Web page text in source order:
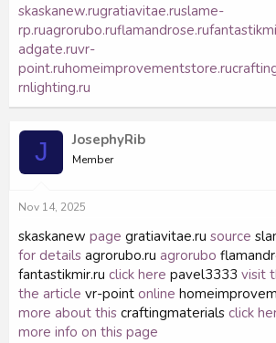
skaskanew.rugratiavitae.ruslame-
rp.ruagrorubo.ruflamandrose.ru
adgate.ruvr-
point.ruhomeimprovementstore.ru
rnlighting.ru
J JosephyRib
Member
Nov 14, 2025
skaskanew page gratiavitae.ru source
for details agrorubo.ru agrorubo
fantastikmir.ru click here pavel3333 visit
the article vr-point online
more about this craftingmaterials click
more info on this page